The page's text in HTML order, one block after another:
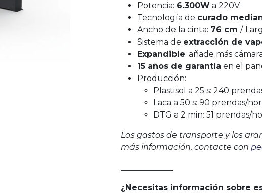
Potencia: 6.300W a 220V.
Tecnología de curado
Ancho de la cinta: 76 cm /
Sistema de extracción de
Expandible: añade más
15 años de garantía en el
Producción:
Plastisol a 25 s: 240
Laca a 50 s: 90 prendas/
DTG a 2 min: 51 prendas/
Los gastos de transporte y los
más información, contacte con
¿Necesitas información sobre